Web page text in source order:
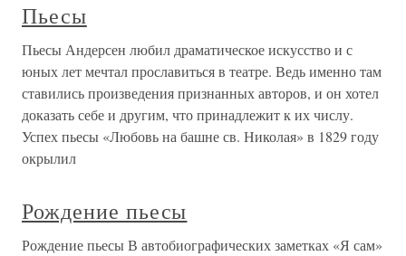
Пьесы
Пьесы Андерсен любил драматическое искусство и с
юных лет мечтал прославиться в театре. Ведь именно там
ставились произведения признанных авторов, и он хотел
доказать себе и другим, что принадлежит к их числу.
Успех пьесы «Любовь на башне св. Николая» в 1829 году
окрылил
Рождение пьесы
Рождение пьесы В автобиографических заметках «Я сам»